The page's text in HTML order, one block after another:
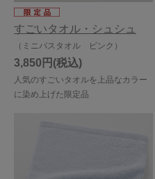
すごいタオル・シュシュ
（ミニバスタオル ピンク）
人気のすごいタオルを上品なカラー
に染め上げた限定品
3,850円